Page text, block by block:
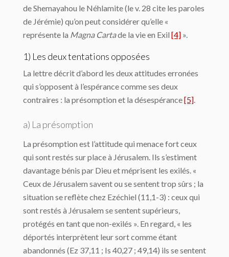
de Shemayahou le Néhlamite (le v. 28 cite les paroles
de Jérémie) qu’on peut considérer qu’elle «
représente la Magna Cartade la vie en Exil [4] ».
1) Les deux tentations opposées
La lettre décrit d’abord les deux attitudes erronées
qui s’opposent à l’espérance comme ses deux
contraires : la présomption et la désespérance[5]
a) La présomption
La présomption est l’attitude qui menace fort ceux
qui sont restés sur place à Jérusalem. Ils s’estiment
davantage bénis par Dieu et méprisent les exilés. «
Ceux de Jérusalem savent ou se sentent trop sûrs ; la
situation se reflète chez Ezéchiel (11,1-3) : ceux qui
sont restés à Jérusalem se sentent supérieurs,
protégés en tant que non-exilés ». En regard, « les
déportés interprètent leur sort comme étant
abandonnés (Ez 37,11 ; Is 40,27 ; 49,14) ils se sentent